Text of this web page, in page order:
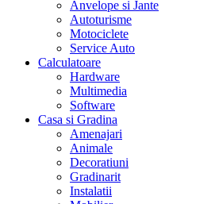
Anvelope si Jante
Autoturisme
Motociclete
Service Auto
Calculatoare
Hardware
Multimedia
Software
Casa si Gradina
Amenajari
Animale
Decoratiuni
Gradinarit
Instalatii